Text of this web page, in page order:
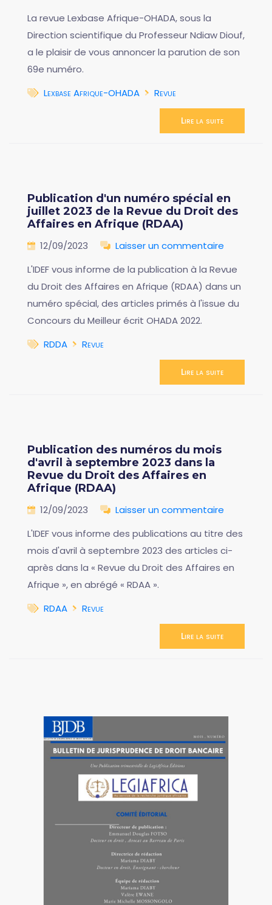
La revue Lexbase Afrique-OHADA, sous la
Direction scientifique du Professeur Ndiaw Diouf,
a le plaisir de vous annoncer la parution de son
69e numéro.
Lexbase Afrique-OHADA
Revue
Lire la suite
Publication d'un numéro spécial en
juillet 2023 de la Revue du Droit des
Affaires en Afrique (RDAA)
12/09/2023
Laisser un commentaire
L'IDEF vous informe de la publication à la Revue
du Droit des Affaires en Afrique (RDAA) dans un
numéro spécial, des articles primés à l'issue du
Concours du Meilleur écrit OHADA 2022.
RDDA
Revue
Lire la suite
Publication des numéros du mois
d'avril à septembre 2023 dans la
Revue du Droit des Affaires en
Afrique (RDAA)
12/09/2023
Laisser un commentaire
L'IDEF vous informe des publications au titre des
mois d'avril à septembre 2023 des articles ci-
après dans la « Revue du Droit des Affaires en
Afrique », en abrégé « RDAA ».
RDAA
Revue
Lire la suite